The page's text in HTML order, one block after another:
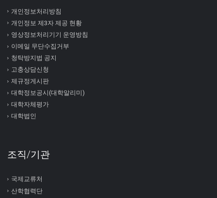
개인정보처리방침
개인정보 제3자 제공 현황
영상정보처리기기 운영방침
이메일 무단수집거부
청탁방지법 공지
고충상담신청
제규정게시판
대학정보공시(대학알리미)
대학자체평가
대학법인
조직/기관
국제교류처
산학협력단